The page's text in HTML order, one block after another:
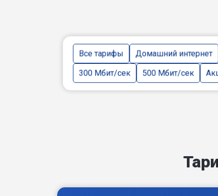
Все тарифы Домашний интернет
300 Мбит/сек 500 Мбит/сек